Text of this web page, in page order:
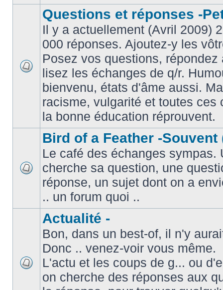
Questions et réponses -
Il y a actuellement (Avril 2009)
000 réponses. Ajoutez-y les
Posez vos questions,
lisez les échanges de q/r.
bienvenu, états d'âme aussi.
racisme, vulgarité et toutes ces
la bonne éducation réprouvent.
Bird of a Feather -Souvent
Le café des échanges sympas.
cherche sa question, une
réponse, un sujet dont on a
.. un forum quoi ..
Actualité -
Bon, dans un best-of, il n'y
Donc .. venez-voir vous même.
L'actu et les coups de g... ou
on cherche des réponses aux